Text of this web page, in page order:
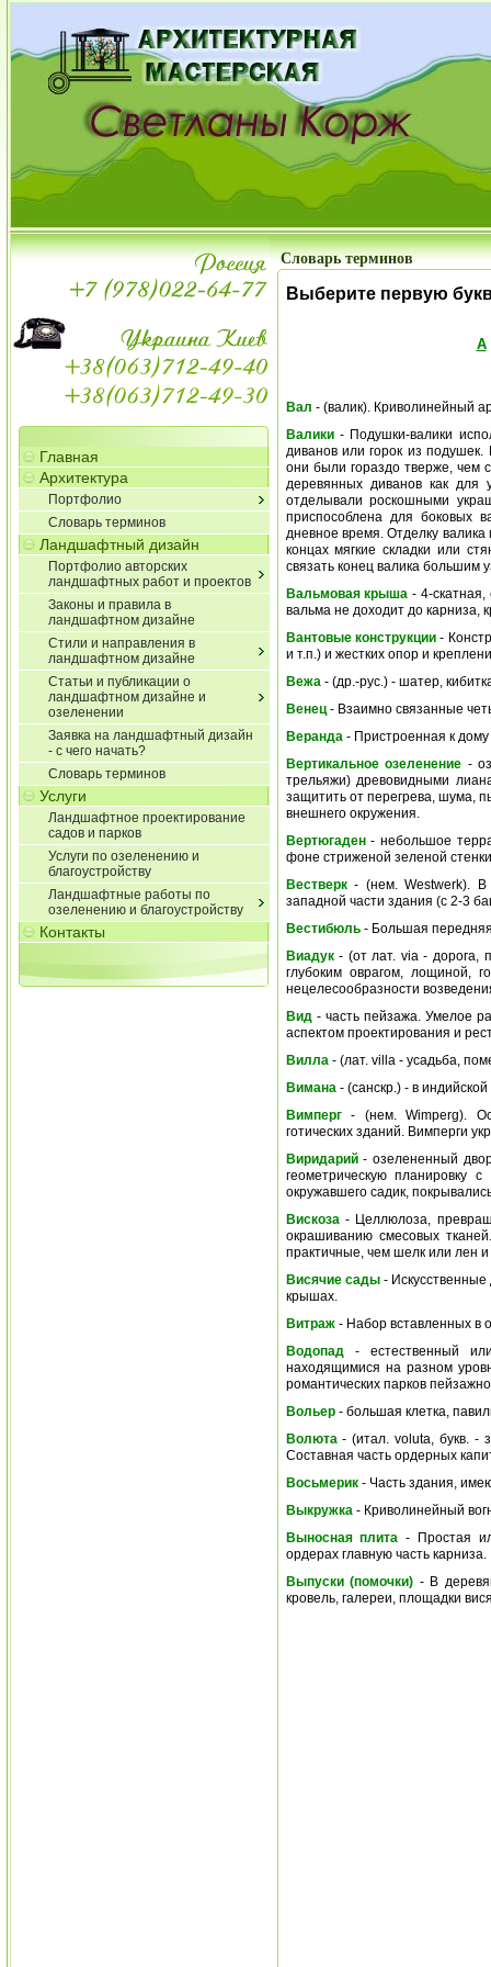
Главная
Архитектура
Портфолио
Словарь терминов
Ландшафтный дизайн
Портфолио авторских
ландшафтных работ и проектов
Законы и правила в
ландшафтном дизайне
Стили и направления в
ландшафтном дизайне
Статьи и публикации о
ландшафтном дизайне и
озеленении
Заявка на ландшафтный дизайн
- с чего начать?
Словарь терминов
Услуги
Ландшафтное проектирование
садов и парков
Услуги по озеленению и
благоустройству
Ландшафтные работы по
озеленению и благоустройству
Контакты
Словарь терминов
Выберите первую
А
Вал - (валик). Криволинейный
Валики- Подушки-валики
диванов или горок из
они были гораздо тверже, чем
деревянных диванов как для
отделывали роскошными
приспособлена для боковых
дневное время. Отделку
концах мягкие складки или
связать конец валика большим
Вальмовая крыша - 4-
вальма не доходит до карниза,
Вантовые конструкции-
и т.п.) и жестких опор и
Вежа- (др.-рус.) - шатер,
Венец- Взаимно связанные
Веранда- Пристроенная к дому
Вертикальное озеленение -
трельяжи) древовидными
защитить от перегрева, шума,
внешнего окружения.
Вертюгаден- небольшое
фоне стриженой зеленой
Вестверк- (нем. Westwerk). В
западной части здания (с 2-3
Вестибюль- Большая
Виадук- (от лат. via - дорога,
глубоким оврагом, лощиной,
нецелесообразности
Вид- часть пейзажа. Умелое
аспектом проектирования и
Вилла- (лат. villa - усадьба,
Вимана- (санскр.) - в
Вимперг- (нем. Wimperg).
готических зданий. Вимперги
Виридарий- озелененный
геометрическую
окружавшего садик,
Вискоза- Целлюлоза,
окрашиванию смесовых
практичные, чем шелк или лен
Висячие сады- Искусственные
крышах.
Витраж- Набор вставленных в
Водопад- естественный
находящимися на разном
романтических парков
Вольер- большая клетка,
Волюта- (итал. voluta, букв. -
Составная часть ордерных
Восьмерик- Часть здания,
Выкружка- Криволинейный
Выносная плита - Простая
ордерах главную часть карниза.
Выпуски (помочки) - В
кровель, галереи, площадки